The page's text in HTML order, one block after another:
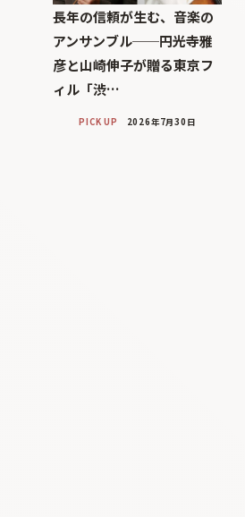
長年の信頼が生む、音楽の
アンサンブル──円光寺雅
彦と山崎伸子が贈る東京フ
ィル「渋…
PICK UP 2026年7月30日